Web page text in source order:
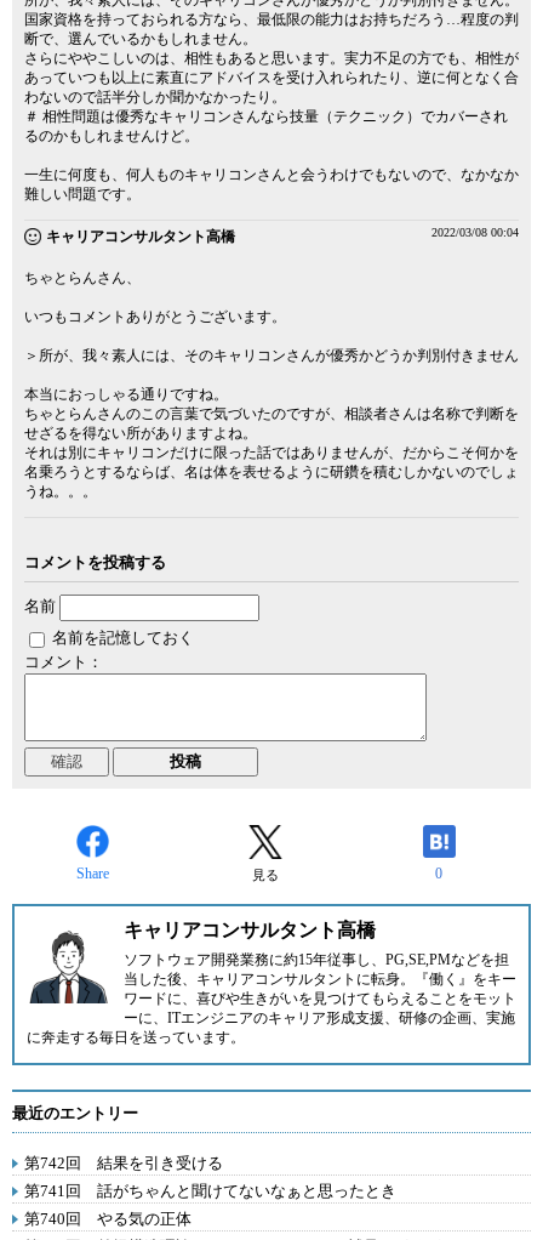
国家資格を持っておられる方なら、最低限の能力はお持ちだろう…程度の判
断で、選んでいるかもしれません。
さらにややこしいのは、相性もあると思います。実力不足の方でも、相性が
あっていつも以上に素直にアドバイスを受け入れられたり、逆に何となく合
わないので話半分しか聞かなかったり。
＃ 相性問題は優秀なキャリコンさんなら技量（テクニック）でカバーされ
るのかもしれませんけど。
一生に何度も、何人ものキャリコンさんと会うわけでもないので、なかなか
難しい問題です。
キャリアコンサルタント高橋 2022/03/08 00:04
ちゃとらんさん、
いつもコメントありがとうございます。
＞所が、我々素人には、そのキャリコンさんが優秀かどうか判別付きません
本当におっしゃる通りですね。
ちゃとらんさんのこの言葉で気づいたのですが、相談者さんは名称で判断を
せざるを得ない所がありますよね。
それは別にキャリコンだけに限った話ではありませんが、だからこそ何かを
名乗ろうとするならば、名は体を表せるように研鑽を積むしかないのでしょ
うね。。。
コメントを投稿する
名前
名前を記憶しておく
コメント：
Share 見る 0
キャリアコンサルタント高橋
ソフトウェア開発業務に約15年従事し、PG,SE,PMなどを担
当した後、キャリアコンサルタントに転身。『働く』をキー
ワードに、喜びや生きがいを見つけてもらえることをモット
ーに、ITエンジニアのキャリア形成支援、研修の企画、実施
に奔走する毎日を送っています。
最近のエントリー
第742回 結果を引き受ける
第741回 話がちゃんと聞けてないなぁと思ったとき
第740回 やる気の正体